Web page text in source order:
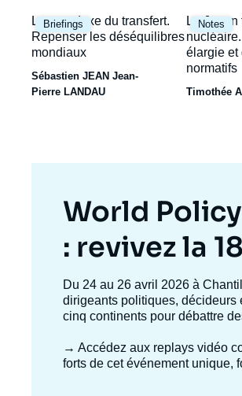
Briefings
Image
principale
Le paradoxe du transfert.
Repenser les déséquilibres
mondiaux
Sébastien JEAN Jean-
Pierre LANDAU
Notes
Image
principale
Le Japon
élargie et
normatifs
Timothée
Titre
mis
en
avant
World
: revivez la
Texte
accroche
Du 24 au 26 avril 2026 à
dirigeants politiques, décideurs
cinq continents pour débattre
→ Accédez aux replays vidéo
forts de cet événement unique,